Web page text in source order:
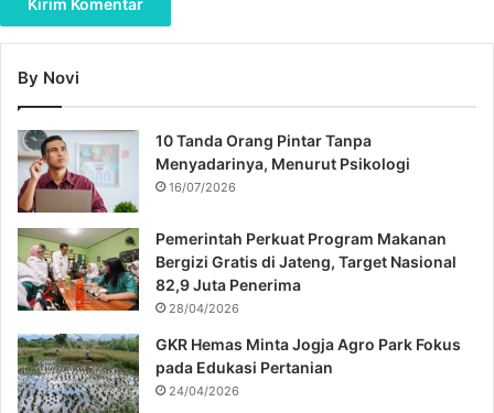
By Novi
10 Tanda Orang Pintar Tanpa
Menyadarinya, Menurut Psikologi
16/07/2026
Pemerintah Perkuat Program Makanan
Bergizi Gratis di Jateng, Target Nasional
82,9 Juta Penerima
28/04/2026
GKR Hemas Minta Jogja Agro Park Fokus
pada Edukasi Pertanian
24/04/2026